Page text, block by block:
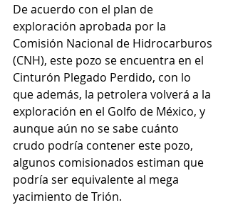
De acuerdo con el plan de
exploración aprobada por la
Comisión Nacional de Hidrocarburos
(CNH), este pozo se encuentra en el
Cinturón Plegado Perdido, con lo
que además, la petrolera volverá a la
exploración en el Golfo de México, y
aunque aún no se sabe cuánto
crudo podría contener este pozo,
algunos comisionados estiman que
podría ser equivalente al mega
yacimiento de Trión.